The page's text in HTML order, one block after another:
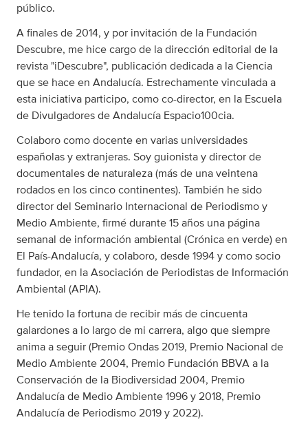
público.
A finales de 2014, y por invitación de la Fundación
Descubre, me hice cargo de la dirección editorial de la
revista "iDescubre", publicación dedicada a la Ciencia
que se hace en Andalucía. Estrechamente vinculada a
esta iniciativa participo, como co-director, en la Escuela
de Divulgadores de Andalucía Espacio100cia.
Colaboro como docente en varias universidades
españolas y extranjeras. Soy guionista y director de
documentales de naturaleza (más de una veintena
rodados en los cinco continentes). También he sido
director del Seminario Internacional de Periodismo y
Medio Ambiente, firmé durante 15 años una página
semanal de información ambiental (Crónica en verde) en
El País-Andalucía, y colaboro, desde 1994 y como socio
fundador, en la Asociación de Periodistas de Información
Ambiental (APIA).
He tenido la fortuna de recibir más de cincuenta
galardones a lo largo de mi carrera, algo que siempre
anima a seguir (Premio Ondas 2019, Premio Nacional de
Medio Ambiente 2004, Premio Fundación BBVA a la
Conservación de la Biodiversidad 2004, Premio
Andalucía de Medio Ambiente 1996 y 2018, Premio
Andalucía de Periodismo 2019 y 2022).